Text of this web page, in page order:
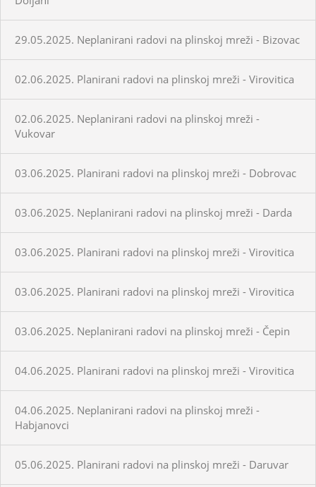
29.05.2025. Neplanirani radovi na plinskoj mreži - Bizovac
02.06.2025. Planirani radovi na plinskoj mreži - Virovitica
02.06.2025. Neplanirani radovi na plinskoj mreži -
Vukovar
03.06.2025. Planirani radovi na plinskoj mreži - Dobrovac
03.06.2025. Neplanirani radovi na plinskoj mreži - Darda
03.06.2025. Planirani radovi na plinskoj mreži - Virovitica
03.06.2025. Planirani radovi na plinskoj mreži - Virovitica
03.06.2025. Neplanirani radovi na plinskoj mreži - Čepin
04.06.2025. Planirani radovi na plinskoj mreži - Virovitica
04.06.2025. Neplanirani radovi na plinskoj mreži -
Habjanovci
05.06.2025. Planirani radovi na plinskoj mreži - Daruvar